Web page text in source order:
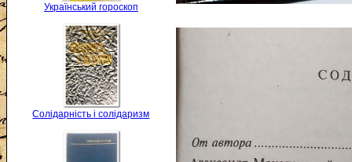
Український гороскоп
Солідарність і солідаризм